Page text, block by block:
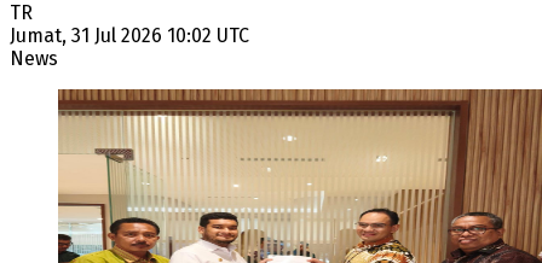
TR
Jumat, 31 Jul 2026 10:02 UTC
News